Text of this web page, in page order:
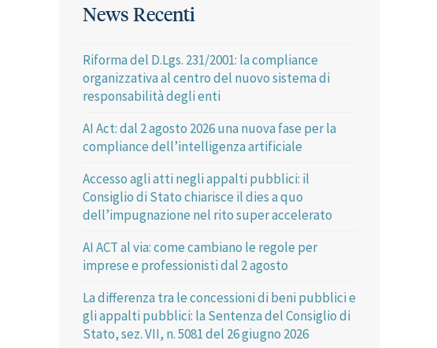
News Recenti
Riforma del D.Lgs. 231/2001: la compliance
organizzativa al centro del nuovo sistema di
responsabilità degli enti
AI Act: dal 2 agosto 2026 una nuova fase per la
compliance dell’intelligenza artificiale
Accesso agli atti negli appalti pubblici: il
Consiglio di Stato chiarisce il dies a quo
dell’impugnazione nel rito super accelerato
AI ACT al via: come cambiano le regole per
imprese e professionisti dal 2 agosto
La differenza tra le concessioni di beni pubblici e
gli appalti pubblici: la Sentenza del Consiglio di
Stato, sez. VII, n. 5081 del 26 giugno 2026